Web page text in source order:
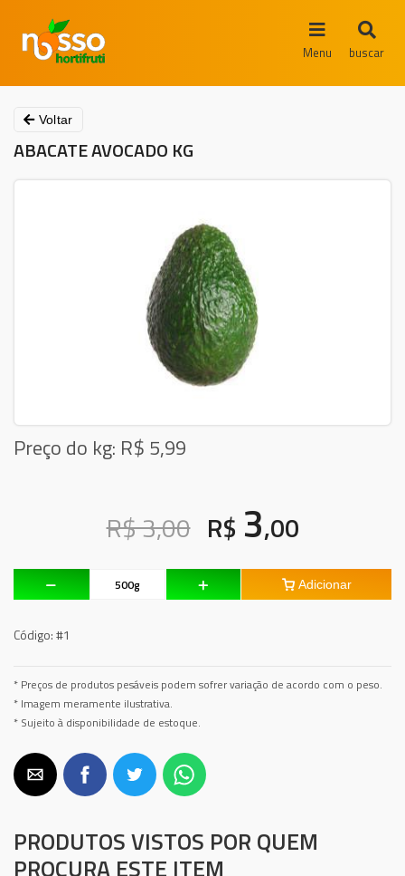
Menu buscar
Voltar
ABACATE AVOCADO KG
Preço do kg: R$ 5,99
R$ 3,00 R$ 3,00
Adicionar
Código:#1
* Preços de produtos pesáveis podem sofrer variação de acordo com o peso.
* Imagem meramente ilustrativa.
* Sujeito à disponibilidade de estoque.
PRODUTOS VISTOS POR QUEM
PROCURA ESTE ITEM